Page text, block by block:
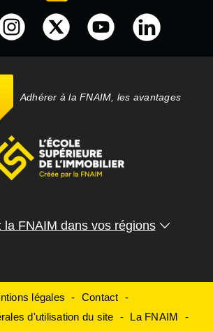
Adhérer à la FNAIM, les avantages
la FNAIM dans vos régions
légales
Contact
d'utilisation du site
La FNAIM